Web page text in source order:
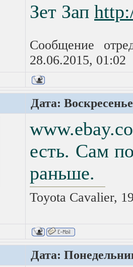
Зет Зап
Сообщение
28.06.2015, 01:02
Дата:
есть. Сам
раньше.
Toyota Cavalier,
Дата: